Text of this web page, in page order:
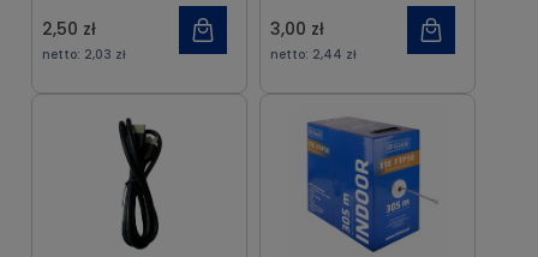
2,50 zł
netto: 2,03 zł
3,00 zł
netto: 2,44 zł